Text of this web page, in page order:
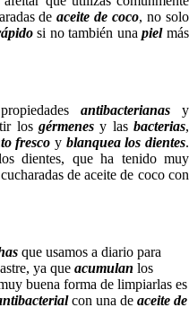
deaceite de coco, no solo
si no también unapiel más
antibacterianas
y
los gérmenes y las bacterias,
fresco y blanquea los dientes.
dientes, que ha tenido muy
de aceite de coco con
que usamos a diario para
ya que acumulan los
buena forma de limpiarlas es
con una de aceite de